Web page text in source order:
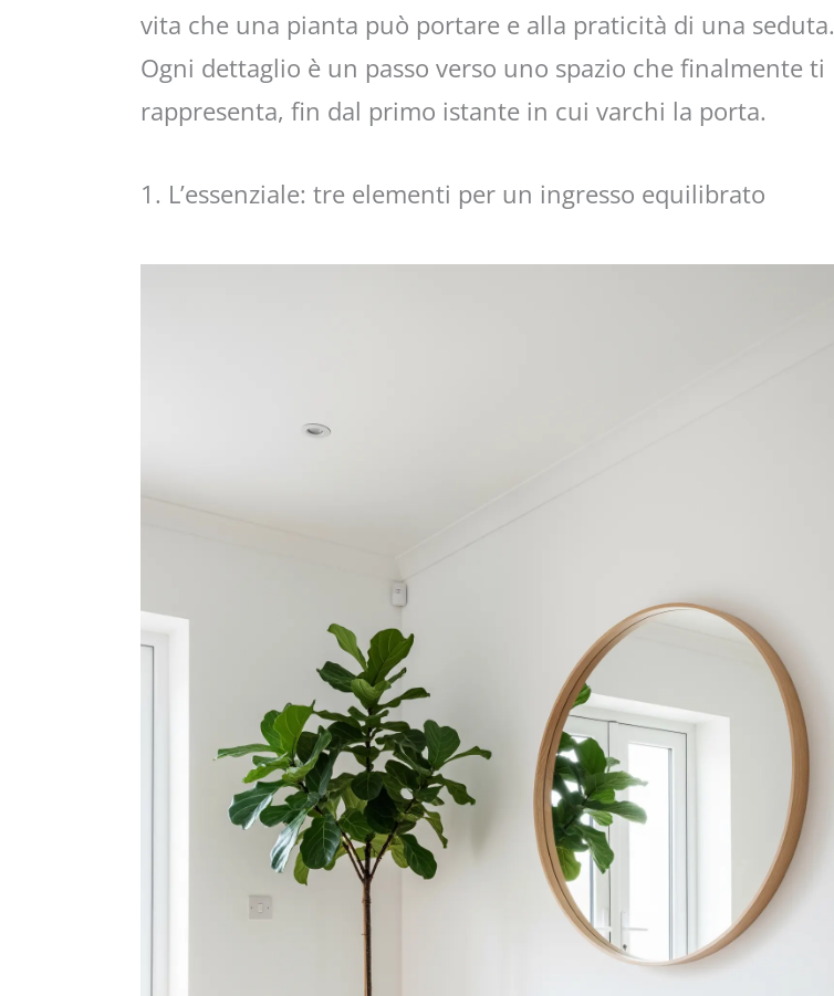
vita che una pianta può portare e alla praticità di una seduta.
Ogni dettaglio è un passo verso uno spazio che finalmente ti
rappresenta, fin dal primo istante in cui varchi la porta.
1. L’essenziale: tre elementi per un ingresso equilibrato